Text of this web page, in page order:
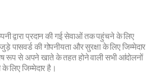
द्वारा प्रदान की गई सेवाओं तक पहुंचने के लिए
पासवर्ड की गोपनीयता और सुरक्षा के लिए जिम्मेदार
रूप से अपने खाते के तहत होने वाली सभी आंदोलनों
लिए जिम्मेदार है।